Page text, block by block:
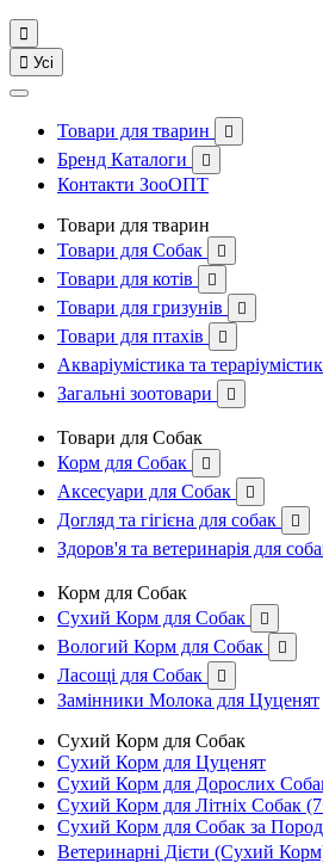

 Усі
Товари для тварин 
Бренд Каталоги 
Контакти ЗооОПТ
Товари для тварин
Товари для Собак

Товари для котів 
Товари для гризунів 
Товари для птахів 
Акваріумістика та
Загальні зоотовари 
Товари для Собак
Корм для Собак

Аксесуари для Собак 
Догляд та гігієна для собак 
Здоров'я та ветеринарія для
Корм для Собак
Сухий Корм для Собак

Вологий Корм для Собак 
Ласощі для Собак 
Замінники Молока для Цуценят
Сухий Корм для Собак
Сухий Корм для Цуценят
Сухий Корм для Дорослих
Сухий Корм для Літніх Собак
Сухий Корм для Собак за
Ветеринарні Дієти (Сухий